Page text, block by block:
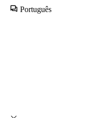
Português